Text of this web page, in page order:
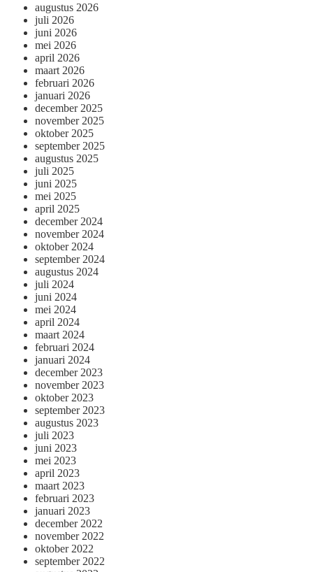
augustus 2026
juli 2026
juni 2026
mei 2026
april 2026
maart 2026
februari 2026
januari 2026
december 2025
november 2025
oktober 2025
september 2025
augustus 2025
juli 2025
juni 2025
mei 2025
april 2025
december 2024
november 2024
oktober 2024
september 2024
augustus 2024
juli 2024
juni 2024
mei 2024
april 2024
maart 2024
februari 2024
januari 2024
december 2023
november 2023
oktober 2023
september 2023
augustus 2023
juli 2023
juni 2023
mei 2023
april 2023
maart 2023
februari 2023
januari 2023
december 2022
november 2022
oktober 2022
september 2022